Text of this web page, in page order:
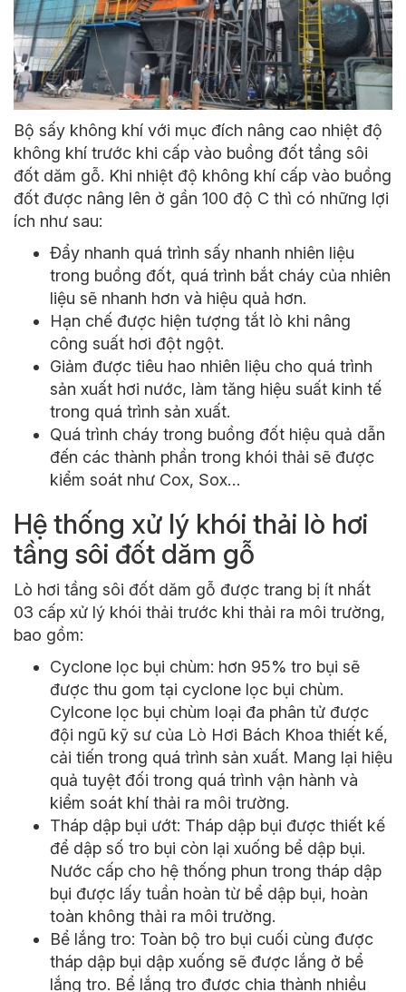
Bộ sấy không khí với mục đích nâng cao nhiệt độ
không khí trước khi cấp vào buồng đốt tầng sôi
đốt dăm gỗ. Khi nhiệt độ không khí cấp vào buồng
đốt được nâng lên ở gần 100 độ C thì có những lợi
ích như sau:
Đẩy nhanh quá trình sấy nhanh nhiên liệu
trong buồng đốt, quá trình bắt cháy của nhiên
liệu sẽ nhanh hơn và hiệu quả hơn.
Hạn chế được hiện tượng tắt lò khi nâng
công suất hơi đột ngột.
Giảm được tiêu hao nhiên liệu cho quá trình
sản xuất hơi nước, làm tăng hiệu suất kinh tế
trong quá trình sản xuất.
Quá trình cháy trong buồng đốt hiệu quả dẫn
đến các thành phần trong khói thải sẽ được
kiểm soát như Cox, Sox…
Hệ thống xử lý khói thải lò hơi
tầng sôi đốt dăm gỗ
Lò hơi tầng sôi đốt dăm gỗ được trang bị ít nhất
03 cấp xử lý khói thải trước khi thải ra môi trường,
bao gồm:
Cyclone lọc bụi chùm: hơn 95% tro bụi sẽ
được thu gom tại cyclone lọc bụi chùm.
Cylcone lọc bụi chùm loại đa phân tử được
đội ngũ kỹ sư của Lò Hơi Bách Khoa thiết kế,
cải tiến trong quá trình sản xuất. Mang lại hiệu
quả tuyệt đối trong quá trình vận hành và
kiểm soát khí thải ra môi trường.
Tháp dập bụi ướt: Tháp dập bụi được thiết kế
để dập số tro bụi còn lại xuống bể dập bụi.
Nước cấp cho hệ thống phun trong tháp dập
bụi được lấy tuần hoàn từ bể dập bụi, hoàn
toàn không thải ra môi trường.
Bể lắng tro: Toàn bộ tro bụi cuối cùng được
tháp dập bụi dập xuống sẽ được lắng ở bể
lắng tro. Bể lắng tro được chia thành nhiều